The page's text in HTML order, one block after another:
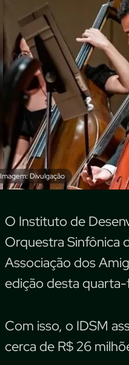
Imagem: Divulgação
O Instituto de
Orquestra Sinfônica
Associação dos
edição desta quarta-
Com isso, o IDSM
cerca de R$ 26